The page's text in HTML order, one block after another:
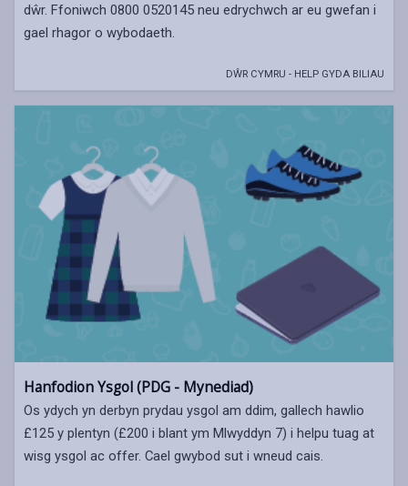
dŵr. Ffoniwch 0800 0520145 neu edrychwch ar eu gwefan i
gael rhagor o wybodaeth.
DŴR CYMRU - HELP GYDA BILIAU
Hanfodion Ysgol (PDG - Mynediad)
Os ydych yn derbyn prydau ysgol am ddim, gallech hawlio
£125 y plentyn (£200 i blant ym Mlwyddyn 7) i helpu tuag at
wisg ysgol ac offer. Cael gwybod sut i wneud cais.